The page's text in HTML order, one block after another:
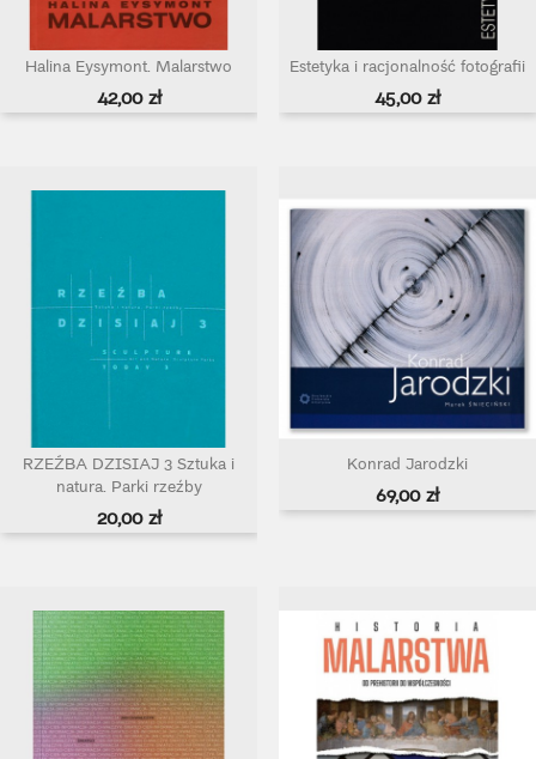
Halina Eysymont. Malarstwo
Cena
42,00 zł
Estetyka i racjonalność fotografii
Cena
45,00 zł
RZEŹBA DZISIAJ 3 Sztuka i
natura. Parki rzeźby
Cena
20,00 zł
Konrad Jarodzki
Cena
69,00 zł